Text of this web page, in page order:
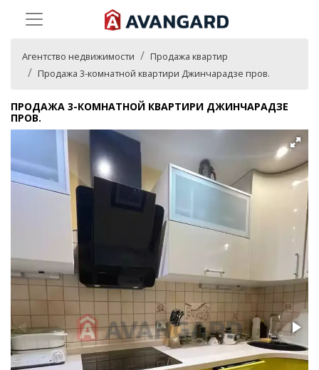
Агентство недвижимости
Продажа квартир
Продажа 3-комнатной квартири Джинчарадзе пров.
ПРОДАЖА 3-КОМНАТНОЙ КВАРТИРИ ДЖИНЧАРАДЗЕ
ПРОВ.